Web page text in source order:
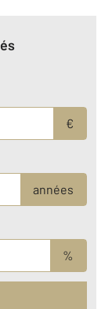
€
années
%